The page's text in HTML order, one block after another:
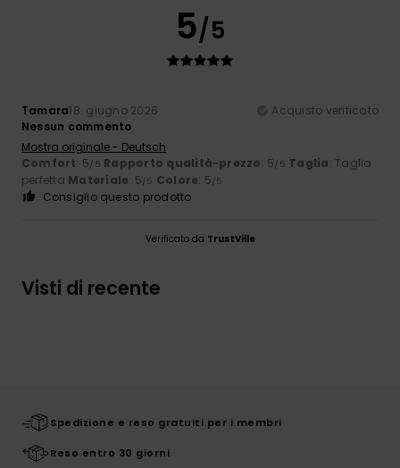
5/5
Tamara18. giugno 2026
Acquisto verificato
Nessun commento
Mostra originale - Deutsch
Comfort: 5/5 Rapporto qualità-prezzo: 5/5 Taglia: Taglia
perfetta Materiale: 5/5 Colore: 5/5
Consiglio questo prodotto
Verificato da TrustVille
Visti di recente
Spedizione e reso gratuiti per i membri
Reso entro 30 giorni